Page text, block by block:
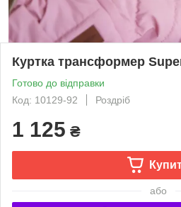
Куртка трансформер
Готово до відправки
Код: 10129-92
Роздріб
1 125 ₴
або